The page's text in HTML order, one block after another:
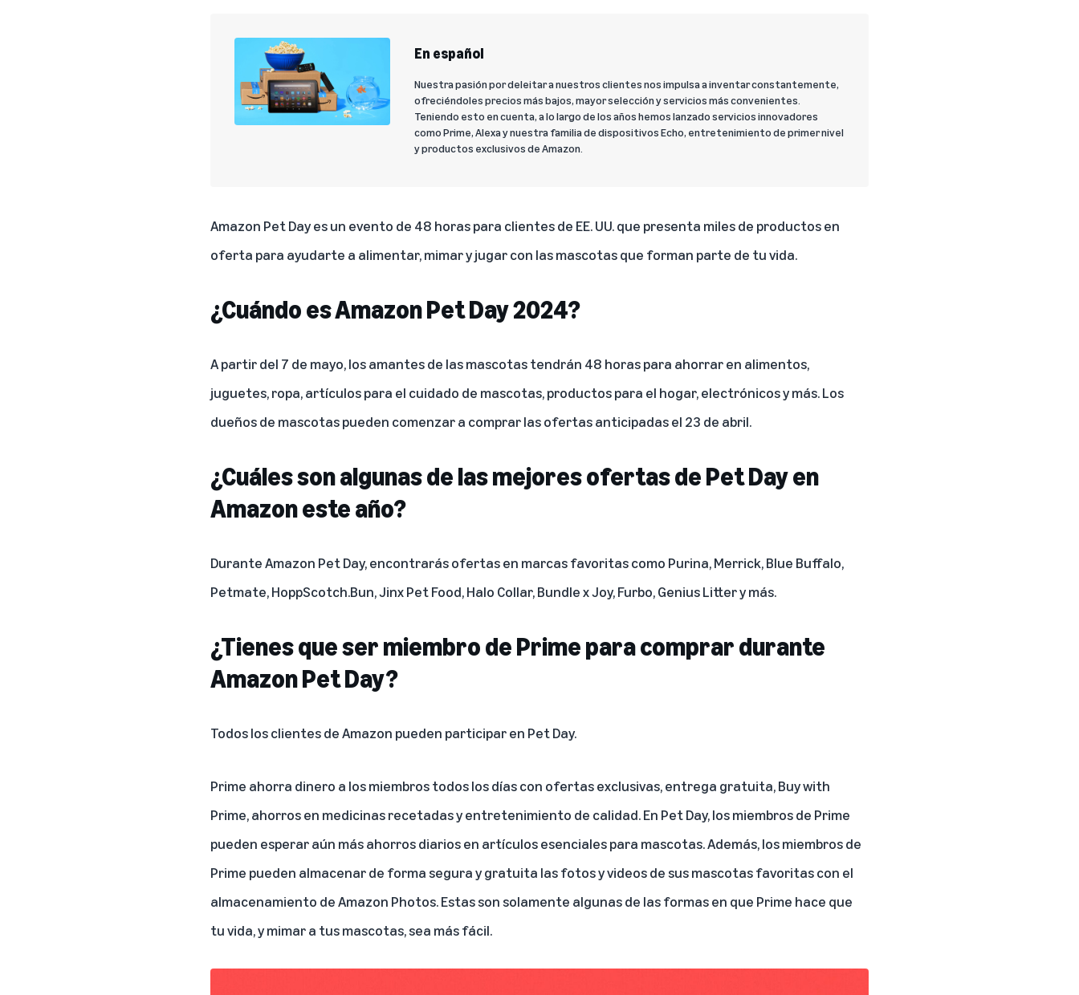
En español
Nuestra pasión por deleitar a nuestros clientes nos impulsa a inventar constantemente,
ofreciéndoles precios más bajos, mayor selección y servicios más convenientes.
Teniendo esto en cuenta, a lo largo de los años hemos lanzado servicios innovadores
como Prime, Alexa y nuestra familia de dispositivos Echo, entretenimiento de primer nivel
y productos exclusivos de Amazon.
Amazon Pet Day es un evento de 48 horas para clientes de EE. UU. que presenta miles de productos en
oferta para ayudarte a alimentar, mimar y jugar con las mascotas que forman parte de tu vida.
¿Cuándo es Amazon Pet Day 2024?
A partir del 7 de mayo, los amantes de las mascotas tendrán 48 horas para ahorrar en alimentos,
juguetes, ropa, artículos para el cuidado de mascotas, productos para el hogar, electrónicos y más. Los
dueños de mascotas pueden comenzar a comprar las ofertas anticipadas el 23 de abril.
¿Cuáles son algunas de las mejores ofertas de Pet Day en
Amazon este año?
Durante Amazon Pet Day, encontrarás ofertas en marcas favoritas como Purina, Merrick, Blue Buffalo,
Petmate, HoppScotch.Bun, Jinx Pet Food, Halo Collar, Bundle x Joy, Furbo, Genius Litter y más.
¿Tienes que ser miembro de Prime para comprar durante
Amazon Pet Day?
Todos los clientes de Amazon pueden participar en Pet Day.
Prime ahorra dinero a los miembros todos los díascon ofertas exclusivas, entrega gratuita, Buy with
Prime, ahorros en medicinas recetadas y entretenimiento de calidad. En Pet Day, los miembros de Prime
pueden esperar aún más ahorros diarios en artículos esenciales para mascotas. Además, los miembros de
Prime pueden almacenar de forma segura y gratuita las fotos y videos de sus mascotas favoritas con el
almacenamiento de Amazon Photos. Estas son solamente algunas de las formas en que Prime hace que
tu vida, y mimar a tus mascotas, sea más fácil.